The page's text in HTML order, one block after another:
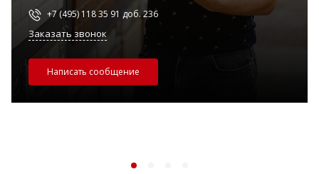
+7 (495) 118 35 91 доб. 236
Заказать звонок
Написать сообщение